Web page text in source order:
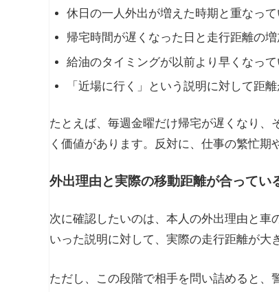
休日の一人外出が増えた時期と重なって
帰宅時間が遅くなった日と走行距離の
給油のタイミングが以前より早くなって
「近場に行く」という説明に対して距
たとえば、毎週金曜だけ帰宅が遅くなり
く価値があります。反対に、仕事の繁忙期
外出理由と実際の移動距離が合ってい
次に確認したいのは、本人の外出理由と車
いった説明に対して、実際の走行距離が大
ただし、この段階で相手を問い詰めると